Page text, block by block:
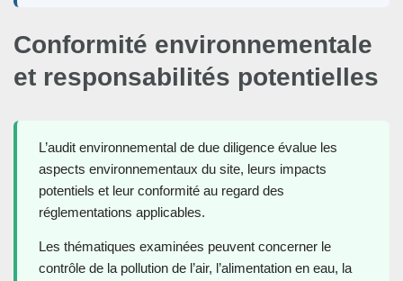
Conformité environnementale
et responsabilités potentielles
L’audit environnemental de due diligence évalue les
aspects environnementaux du site, leurs impacts
potentiels et leur conformité au regard des
réglementations applicables.
Les thématiques examinées peuvent concerner le
contrôle de la pollution de l’air, l’alimentation en eau, la